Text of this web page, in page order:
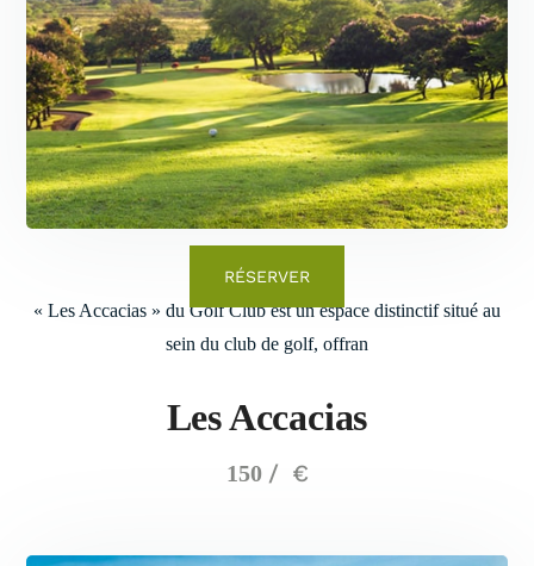
RÉSERVER
« Les Accacias » du Golf Club est un espace distinctif situé au
sein du club de golf, offran
Les Accacias
150 €